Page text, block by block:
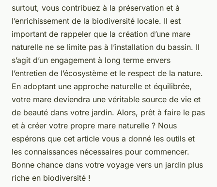
surtout, vous contribuez à la préservation et à
l’enrichissement de la biodiversité locale. Il est
important de rappeler que la création d’une mare
naturelle ne se limite pas à l’installation du bassin. Il
s’agit d’un engagement à long terme envers
l’entretien de l’écosystème et le respect de la nature.
En adoptant une approche naturelle et équilibrée,
votre mare deviendra une véritable source de vie et
de beauté dans votre jardin. Alors, prêt à faire le pas
et à créer votre propre mare naturelle ? Nous
espérons que cet article vous a donné les outils et
les connaissances nécessaires pour commencer.
Bonne chance dans votre voyage vers un jardin plus
riche en biodiversité !